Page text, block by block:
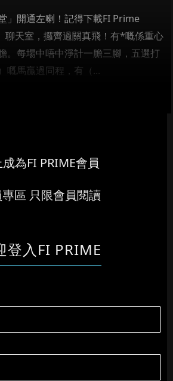
」開通左喇！記得下載FI Prime
聊天室，攞齊過關真飛！有*嘅係重心
。每場中唔中淨計一膽三腳，五選打
嘅馬贏過同程，有（...
為FI PRIME會員
區 只限會員閱讀
登入FI PRIME